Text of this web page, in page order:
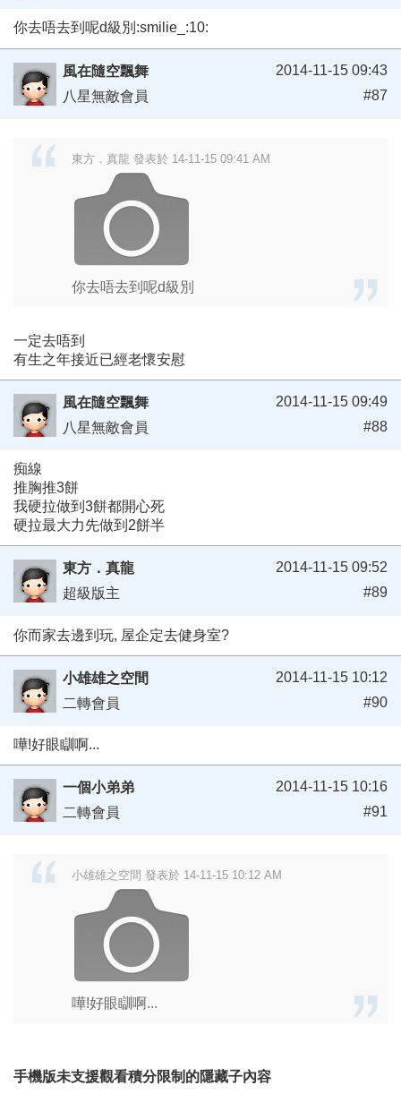
你去唔去到呢d級別:smilie_:10:
風在隨空飄舞
八星無敵會員
2014-11-15 09:43
#87
東方．真龍 發表於 14-11-15 09:41 AM
你去唔去到呢d級別
一定去唔到
有生之年接近已經老懷安慰
風在隨空飄舞
八星無敵會員
2014-11-15 09:49
#88
痴線
推胸推3餅
我硬拉做到3餅都開心死
硬拉最大力先做到2餅半
東方．真龍
超級版主
2014-11-15 09:52
#89
你而家去邊到玩, 屋企定去健身室?
小雄雄之空間
二轉會員
2014-11-15 10:12
#90
嘩!好眼瞓啊...
一個小弟弟
二轉會員
2014-11-15 10:16
#91
小雄雄之空間 發表於 14-11-15 10:12 AM
嘩!好眼瞓啊...
手機版未支援觀看積分限制的隱藏子內容